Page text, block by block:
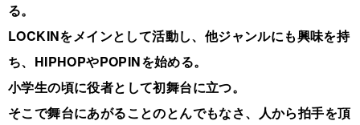
る。
LOCKINをメインとして活動し、他ジャンルにも興味を持
ち、HIPHOPやPOPINを始める。
小学生の頃に役者として初舞台に立つ。
そこで舞台にあがることのとんでもなさ、人から拍手を頂